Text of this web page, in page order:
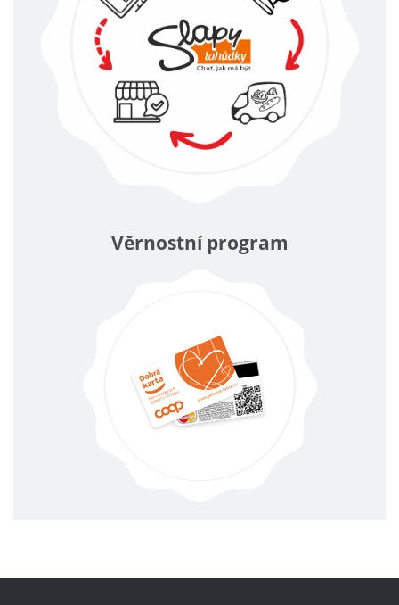
Věrnostní program